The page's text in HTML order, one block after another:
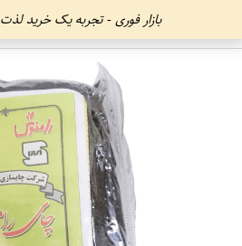
بازار فوری - تجربه یک خرید